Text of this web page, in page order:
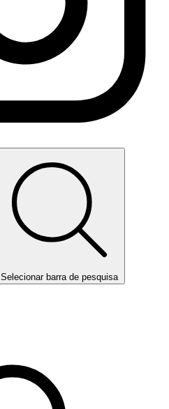
Selecionar barra de pesquisa